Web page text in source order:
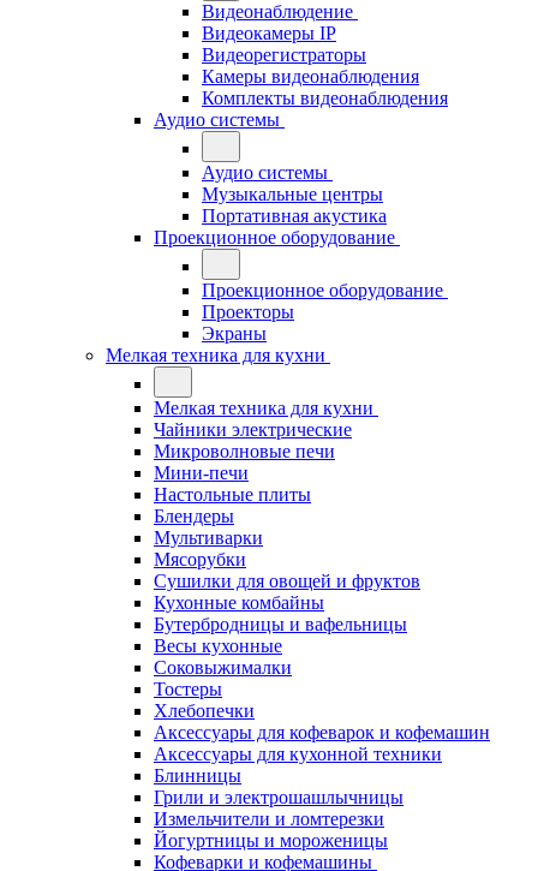
Видеонаблюдение
Видеокамеры IP
Видеорегистраторы
Камеры видеонаблюдения
Комплекты видеонаблюдения
Аудио системы
Аудио системы
Музыкальные центры
Портативная акустика
Проекционное оборудование
Проекционное оборудование
Проекторы
Экраны
Мелкая техника для кухни
Мелкая техника для кухни
Чайники электрические
Микроволновые печи
Мини-печи
Настольные плиты
Блендеры
Мультиварки
Мясорубки
Сушилки для овощей и фруктов
Кухонные комбайны
Бутербродницы и вафельницы
Весы кухонные
Соковыжималки
Тостеры
Хлебопечки
Аксессуары для кофеварок и кофемашин
Аксессуары для кухонной техники
Блинницы
Грили и электрошашлычницы
Измельчители и ломтерезки
Йогуртницы и мороженицы
Кофеварки и кофемашины